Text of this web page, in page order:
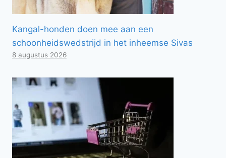
Kangal-honden doen mee aan een
schoonheidswedstrijd in het inheemse Sivas
8 augustus 2026